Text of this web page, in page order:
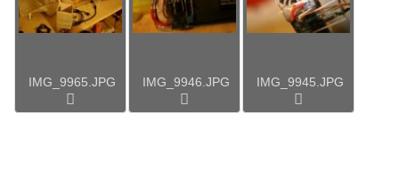
IMG_9965.JPG IMG_9946.JPG IMG_9945.JPG